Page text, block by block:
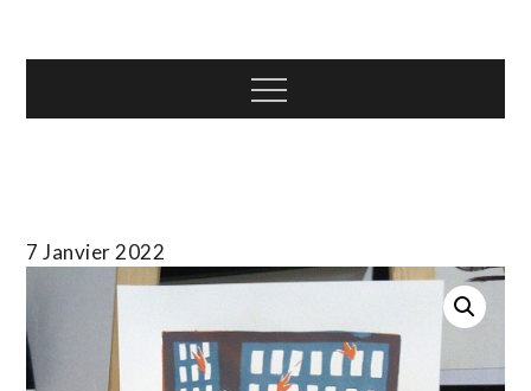
T.TOTH Menu
7 Janvier 2022